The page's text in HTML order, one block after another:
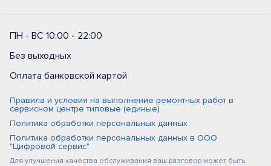
ПН - ВС 10:00 - 22:00
Без выходных
Оплата банковской картой
Правила и условия на выполнение ремонтных работ в
сервисном центре типовые (единые)
Политика обработки персональных данных
Политика обработки персональных данных в ООО
"Цифровой сервис"
Для улучшения качества обслуживания ваш разговор может быть